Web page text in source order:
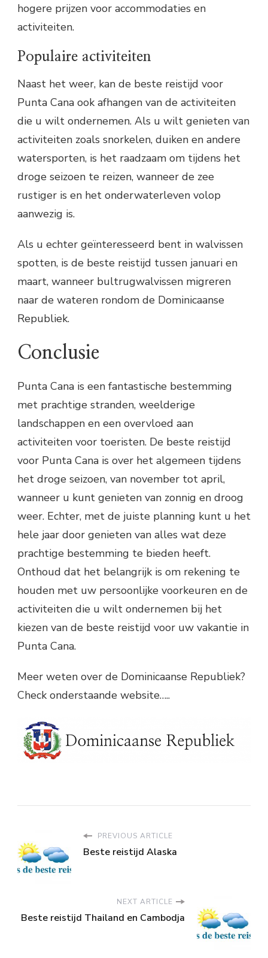
hogere prijzen voor accommodaties en
activiteiten.
Populaire activiteiten
Naast het weer, kan de beste reistijd voor
Punta Cana ook afhangen van de activiteiten
die u wilt ondernemen. Als u wilt genieten van
activiteiten zoals snorkelen, duiken en andere
watersporten, is het raadzaam om tijdens het
droge seizoen te reizen, wanneer de zee
rustiger is en het onderwaterleven volop
aanwezig is.
Als u echter geïnteresseerd bent in walvissen
spotten, is de beste reistijd tussen januari en
maart, wanneer bultrugwalvissen migreren
naar de wateren rondom de Dominicaanse
Republiek.
Conclusie
Punta Cana is een fantastische bestemming
met prachtige stranden, weelderige
landschappen en een overvloed aan
activiteiten voor toeristen. De beste reistijd
voor Punta Cana is over het algemeen tijdens
het droge seizoen, van november tot april,
wanneer u kunt genieten van zonnig en droog
weer. Echter, met de juiste planning kunt u het
hele jaar door genieten van alles wat deze
prachtige bestemming te bieden heeft.
Onthoud dat het belangrijk is om rekening te
houden met uw persoonlijke voorkeuren en de
activiteiten die u wilt ondernemen bij het
kiezen van de beste reistijd voor uw vakantie in
Punta Cana.
Meer weten over de Dominicaanse Republiek?
Check onderstaande website…..
PREVIOUS ARTICLE
Beste reistijd Alaska
NEXT ARTICLE
Beste reistijd Thailand en Cambodja